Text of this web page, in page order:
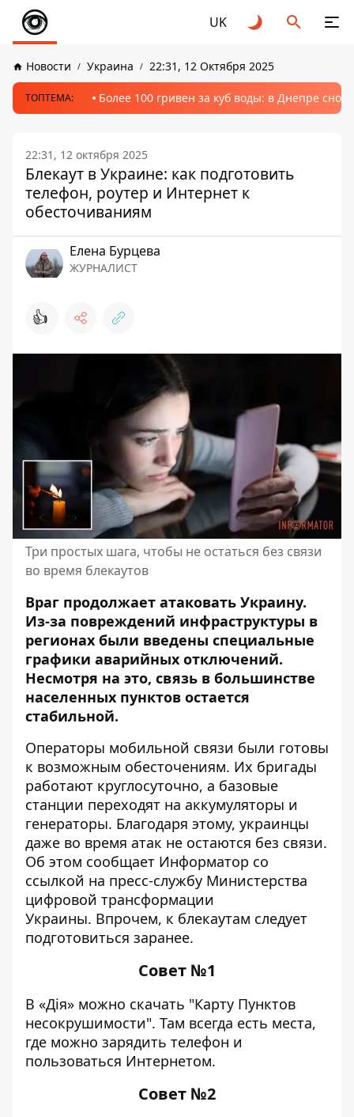
UK
Новости Украина 22:31, 12 Октября 2025
ТОПТЕМА: Более 100 гривен за куб воды: в Днепре
22:31, 12 октября 2025
Блекаут в Украине: как подготовить
телефон, роутер и Интернет к
обесточиваниям
Елена Бурцева
ЖУРНАЛИСТ
👍
Три простых шага, чтобы не остаться без связи
во время блекаутов
Враг продолжает атаковать Украину.
Из-за повреждений инфраструктуры в
регионах были введены специальные
графики аварийных отключений.
Несмотря на это, связь в большинстве
населенных пунктов остается
стабильной.
Операторы мобильной связи были готовы
к возможным обесточениям. Их бригады
работают круглосуточно, а базовые
станции переходят на аккумуляторы и
генераторы. Благодаря этому, украинцы
даже во время атак не остаются без связи.
Об этом сообщает Информатор со
ссылкой на пресс-службу Министерства
цифровой трансформации
Украины. Впрочем, к блекаутам следует
подготовиться заранее.
Совет №1
В «Дія» можно скачать "Карту Пунктов
несокрушимости". Там всегда есть места,
где можно зарядить телефон и
пользоваться Интернетом.
Совет №2